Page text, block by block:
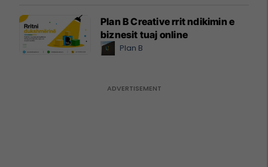
Plan B Creative rrit ndikimin e
biznesit tuaj online
Plan B